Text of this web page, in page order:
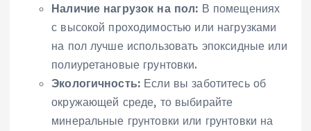
Наличие нагрузок на пол: В помещениях
с высокой проходимостью или нагрузками
на пол лучше использовать эпоксидные или
полиуретановые грунтовки.
Экологичность: Если вы заботитесь об
окружающей среде, то выбирайте
минеральные грунтовки или грунтовки на